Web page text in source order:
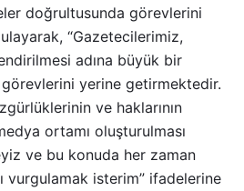
doğrultusunda görevlerini
“Gazetecilerimiz,
adına büyük bir
yerine getirmektedir.
ve haklarının
ortamı oluşturulması
ve bu konuda her zaman
vurgulamak isterim” ifadelerine